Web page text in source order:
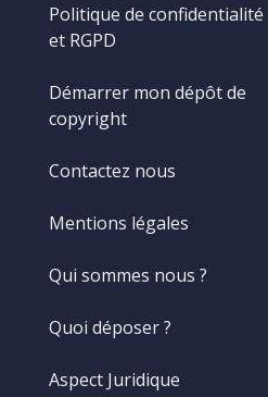
Politique de confidentialité
et RGPD
Démarrer mon dépôt de
copyright
Contactez nous
Mentions légales
Qui sommes nous ?
Quoi déposer ?
Aspect Juridique